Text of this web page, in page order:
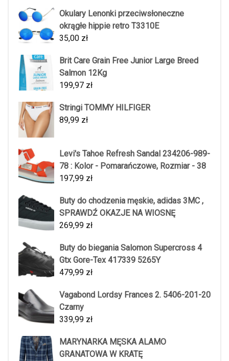
Okulary Lenonki przeciwsłoneczne
okrągłe hippie retro T3310E
35,00 zł
Brit Care Grain Free Junior Large Breed
Salmon 12Kg
199,97 zł
Stringi TOMMY HILFIGER
89,99 zł
Levi's Tahoe Refresh Sandal 234206-989-
78 : Kolor - Pomarańczowe, Rozmiar - 38
197,99 zł
Buty do chodzenia męskie, adidas 3MC ,
SPRAWDŹ OKAZJE NA WIOSNĘ
269,99 zł
Buty do biegania Salomon Supercross 4
Gtx Gore-Tex 417339 5265Y
479,99 zł
Vagabond Lordsy Frances 2. 5406-201-20
Czarny
339,99 zł
MARYNARKA MĘSKA ALAMO
GRANATOWA W KRATĘ